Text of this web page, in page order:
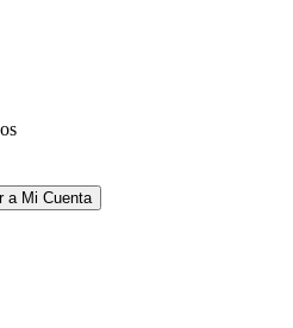
a Mi Cuenta